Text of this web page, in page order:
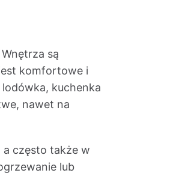
są
komfortowe i
kuchenka
nawet na
często także w
lub